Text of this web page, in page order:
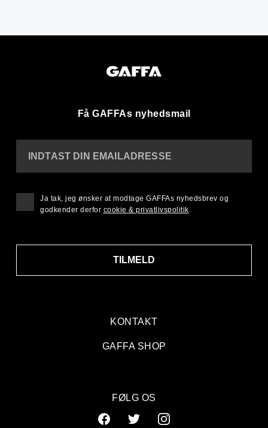
Få GAFFAs nyhedsmail
KONTAKT
GAFFA SHOP
INDTAST DIN EMAILADRESSE
TILMELD
Ja tak, jeg ønsker at modtage GAFFAs nyhedsbrev og
godkender derfor cookie & privatlivspolitik.
FØLG OS